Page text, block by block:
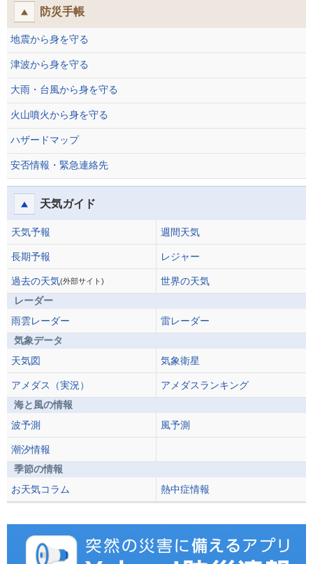
防災手帳
地震から身を守る
津波から身を守る
大雨・台風から身を守る
火山噴火から身を守る
ハザードマップ
安否情報・緊急連絡先
天気ガイド
天気予報 週間天気
長期予報 レジャー
過去の天気(外部サイト)
世界の天気
レーダー
雨雲レーダー
雷レーダー
気象データ
天気図
気象衛星
アメダス（実況）
アメダスランキング
海と風の情報
波予測
風予測
潮汐情報
季節の情報
お天気コラム
熱中症情報